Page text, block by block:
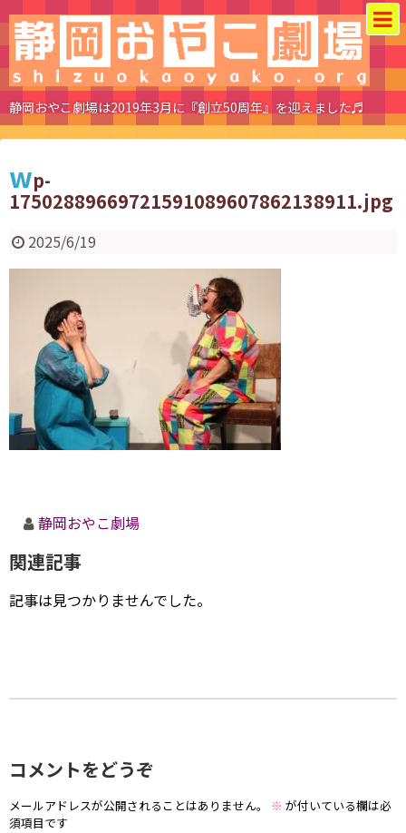
静岡おやこ劇場は2019年3月に『創立50周年』を迎えました♬
wp-
17502889669721591089607862138911.jpg
2025/6/19
静岡おやこ劇場
関連記事
記事は見つかりませんでした。
コメントをどうぞ
メールアドレスが公開されることはありません。 ※ が付いている欄は必
須項目です